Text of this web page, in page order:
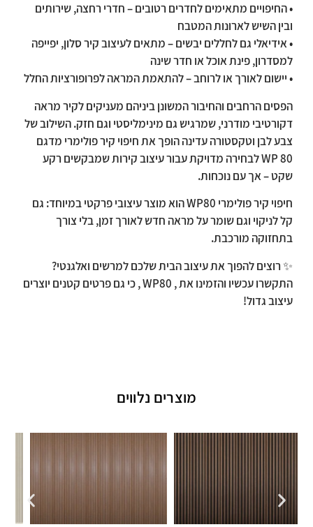
• החיפויים מתאימים לחדרים רטובים – חדרי רחצה, שירותים
ובין השיש לארונות המטבח
• אידיאלי גם לחללים יבשים – מתאים לעיצוב קיר סלון, יפייפה
למסדרון, פינת אוכל או חדר שינה
• יישום לאורך או לרוחב – להתאמת המראה לפרופורציות החלל
הפסים הרחבים והחיבור המשונן ביניהם מעניקים לקיר מראה
דקורטיבי מודרני, שמרגיש גם מינימליסטי וגם חזק. השילוב של
צבע לבן וטקסטורה עדינה הופך את חיפוי קיר פולימרי מדגם
WP 80 לבחירה מדויקת עבור עיצוב קירות שמבקשים רקע
שקט – אך עם נוכחות.
חיפוי קיר פולימרי WP80 הוא מוצר עיצובי פרקטי במיוחד: גם
קל לניקוי וגם שומר על מראה חדש לאורך זמן, בלי צורך
בתחזוקה מורכבת.
✨רוצים להפוך את עיצוב הבית שלכם למרשים ואלגנטי?
התקשרו עכשיו והזמינו את , WP80 , כי גם פרטים קטנים יוצרים
עיצוב גדול!
מוצרים נלווים